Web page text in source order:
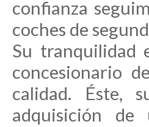
confianza
coches de
Su tranquilidad
concesionario
calidad. Éste,
adquisición de